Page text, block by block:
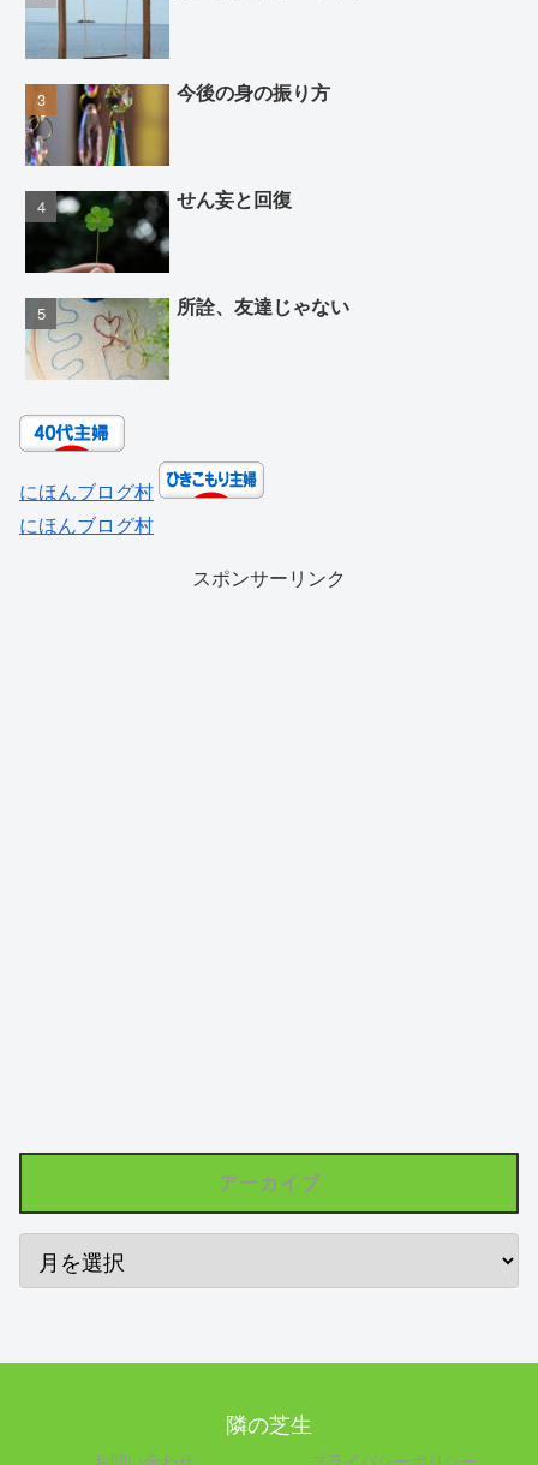
今後の身の振り方
せん妄と回復
所詮、友達じゃない
にほんブログ村
にほんブログ村
スポンサーリンク
アーカイブ
隣の芝生
お問い合わせ プライバシーポリシー